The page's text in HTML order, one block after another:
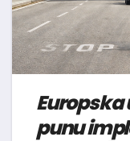
Europska
punu